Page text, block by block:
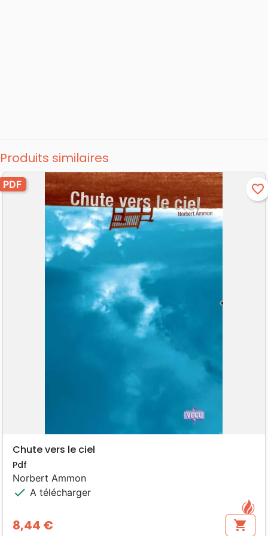
Produits similaires
PDF favorite_border
Chute vers le ciel
Pdf
Norbert Ammon
check A télécharger
Prix
8,44 € shopping_cart